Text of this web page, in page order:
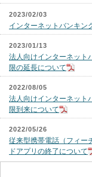
2023/02/03
インターネットバンキン
2023/01/13
法人向けインターネット
限の延長について
2022/08/05
法人向けインターネット
限到来について
2022/05/26
従来型携帯電話（フィー
ドアプリの終了について